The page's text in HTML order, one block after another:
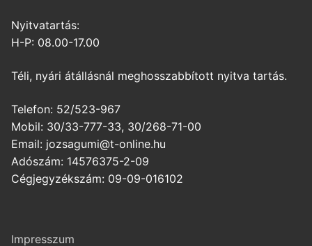
Nyitvatartás:
H-P: 08.00-17.00
Téli, nyári átállásnál meghosszabbított nyitva tartás.
Telefon: 52/523-967
Mobil: 30/33-777-33, 30/268-71-00
Email: jozsagumi@t-online.hu
Adószám: 14576375-2-09
Cégjegyzékszám: 09-09-016102
Impresszum